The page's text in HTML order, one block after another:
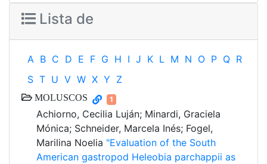
Lista de
A B C D E F G H I J K L M N O P Q R
S T U V W X Y Z
MOLUSCOS 1
Achiorno, Cecilia Luján; Minardi, Graciela
Mónica; Schneider, Marcela Inés; Fogel,
Marilina Noelia "Evaluation of the South
American gastropod Heleobia parchappii as